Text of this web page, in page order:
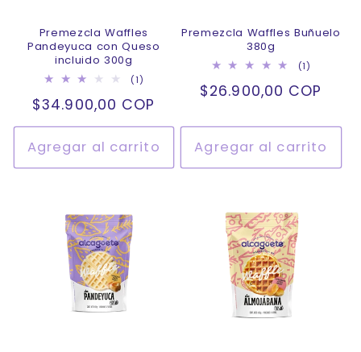
Premezcla Waffles
Pandeyuca con Queso
incluido 300g
(1)
totales
Precio
habitual
$34.900,00 COP
Agregar al carrito
Premezcla Waffles Buñuelo
380g
(1)
totales
Precio
$26.900,00 COP
Agregar al carrito